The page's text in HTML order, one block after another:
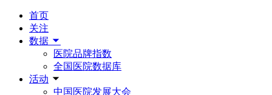
首页
关注
数据
医院品牌指数
全国医院数据库
活动
中国医院发展大会